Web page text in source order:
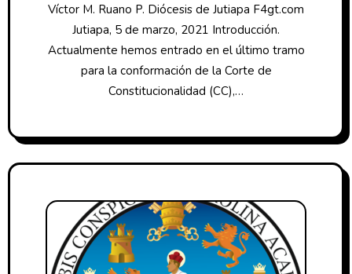
Víctor M. Ruano P. Diócesis de Jutiapa F4gt.com
Jutiapa, 5 de marzo, 2021 Introducción.
Actualmente hemos entrado en el último tramo
para la conformación de la Corte de
Constitucionalidad (CC),…